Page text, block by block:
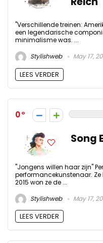
"Verschillende treinen:
een legendarische
minimalisme was. ...
Stylishweb
May 17,
LEES VERDER
0
Song
"Jongens willen haar zijn"
performancekunstenaar.
2015 won ze de ...
Stylishweb
May 17,
LEES VERDER